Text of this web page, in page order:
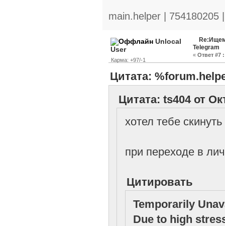
main.helper |
Unlocal
User
Карма: +97/-1
Telegram
« Ответ #7 :
Цитата:
Цитата: ts404 от
хотел тебе
при переходе в
Цитировать
Temporarily
Due to high